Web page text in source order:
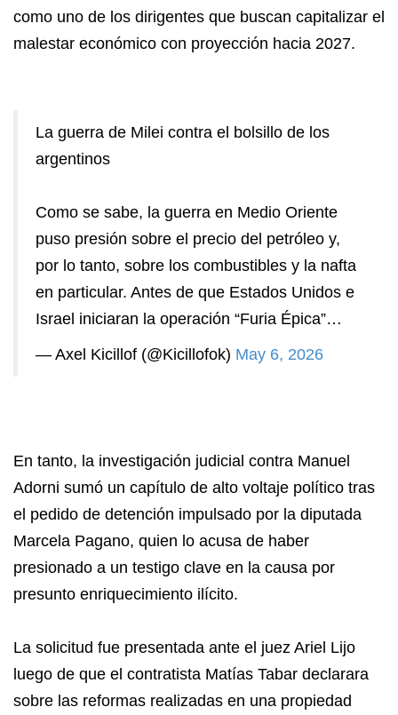
como uno de los dirigentes que buscan capitalizar el
malestar económico con proyección hacia 2027.
La guerra de Milei contra el bolsillo de los
argentinos
Como se sabe, la guerra en Medio Oriente
puso presión sobre el precio del petróleo y,
por lo tanto, sobre los combustibles y la nafta
en particular. Antes de que Estados Unidos e
Israel iniciaran la operación “Furia Épica”…
— Axel Kicillof (@Kicillofok) May 6, 2026
En tanto, la investigación judicial contra Manuel
Adorni sumó un capítulo de alto voltaje político tras
el pedido de detención impulsado por la diputada
Marcela Pagano, quien lo acusa de haber
presionado a un testigo clave en la causa por
presunto enriquecimiento ilícito.
La solicitud fue presentada ante el juez Ariel Lijo
luego de que el contratista Matías Tabar declarara
sobre las reformas realizadas en una propiedad